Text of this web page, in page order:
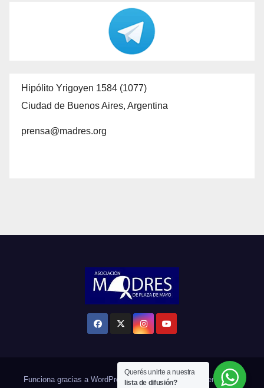
Hipólito Yrigoyen 1584 (1077)
Ciudad de Buenos Aires, Argentina
prensa@madres.org
Funciona gracias a WordPress|Tema: Newsup de Themeansar
Querés unirte a nuestra
lista de difusión?